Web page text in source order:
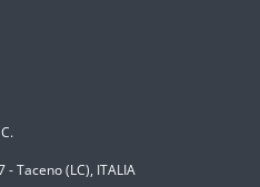
Taceno (LC), ITALIA